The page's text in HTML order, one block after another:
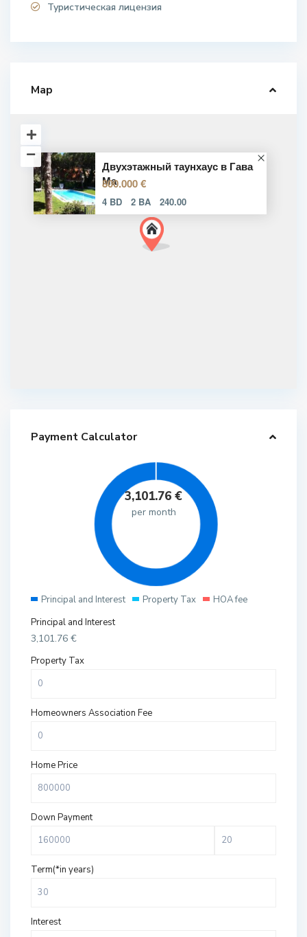
Туристическая лицензия
Map
Двухэтажный таунхаус в Гава
Ма
800.000 €
4 BD 2 BA 240.00
Payment Calculator
3,101.76 €
per month
Principal and Interest Property Tax
HOA fee
Principal and Interest
3,101.76 €
Property Tax
Homeowners Association Fee
Home Price
Down Payment
Term(*in years)
Interest